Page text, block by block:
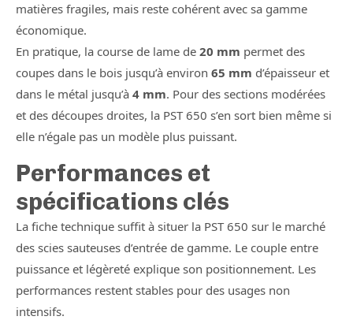
matières fragiles, mais reste cohérent avec sa gamme
économique.
En pratique, la course de lame de 20 mm permet des
coupes dans le bois jusqu’à environ 65 mm d’épaisseur et
dans le métal jusqu’à 4 mm. Pour des sections modérées
et des découpes droites, la PST 650 s’en sort bien même si
elle n’égale pas un modèle plus puissant.
Performances et
spécifications clés
La fiche technique suffit à situer la PST 650 sur le marché
des scies sauteuses d’entrée de gamme. Le couple entre
puissance et légèreté explique son positionnement. Les
performances restent stables pour des usages non
intensifs.